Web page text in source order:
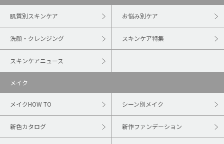
肌質別スキンケア お悩み別ケア
洗顔・クレンジング スキンケア特集
スキンケアニュース
メイク
メイクHOW TO シーン別メイク
新色カタログ 新作ファンデーション